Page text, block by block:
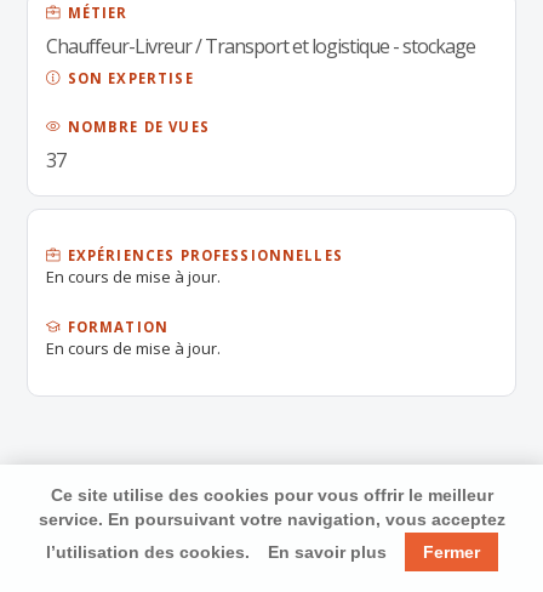
MÉTIER
Chauffeur-Livreur / Transport et logistique - stockage
SON EXPERTISE
NOMBRE DE VUES
37
EXPÉRIENCES PROFESSIONNELLES
En cours de mise à jour.
FORMATION
En cours de mise à jour.
Ce site utilise des cookies pour vous offrir le meilleur
service. En poursuivant votre navigation, vous acceptez
l’utilisation des cookies.
En savoir plus Fermer